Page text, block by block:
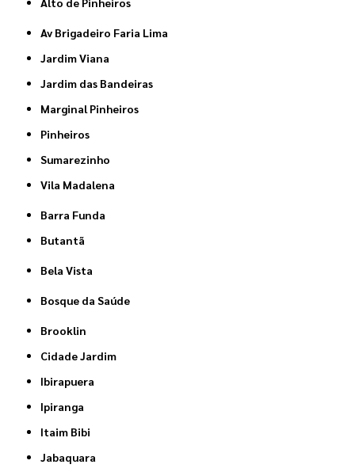
Av Brigadeiro Faria Lima
Jardim Viana
Jardim das Bandeiras
Marginal Pinheiros
Pinheiros
Sumarezinho
Vila Madalena
Barra Funda
Butantã
Bela Vista
Bosque da Saúde
Brooklin
Cidade Jardim
Ibirapuera
Ipiranga
Itaim Bibi
Jabaquara